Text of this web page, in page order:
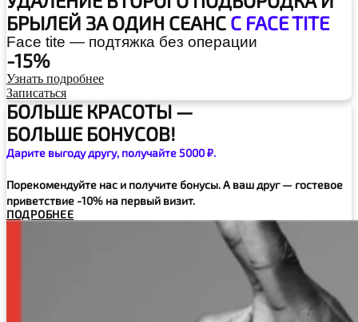
БРЫЛЕЙ ЗА ОДИН СЕАНС С FACE TITE
Face tite — подтяжка без операции
-15%
Узнать подробнее
Записаться
БОЛЬШЕ КРАСОТЫ —
БОЛЬШЕ БОНУСОВ!
Дарите выгоду другу, получайте 5000 ₽.
Порекомендуйте нас и получите бонусы. А ваш друг — гостевое
приветствие -10% на первый визит.
ПОДРОБНЕЕ